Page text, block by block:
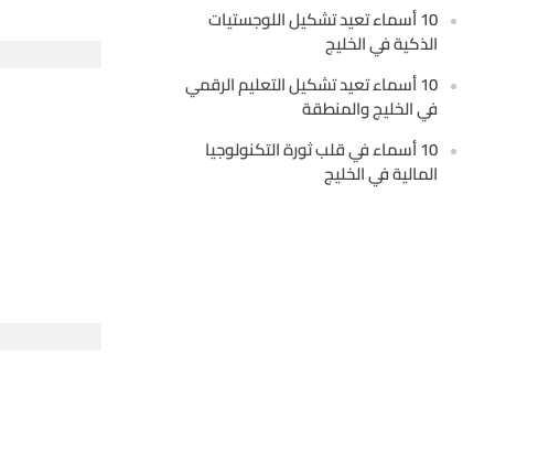
10 أسماء تعيد تشكيل اللوجستيات
الذكية في الخليج
10 أسماء تعيد تشكيل التعليم الرقمي
في الخليج والمنطقة
10 أسماء في قلب ثورة التكنولوجيا
المالية في الخليج